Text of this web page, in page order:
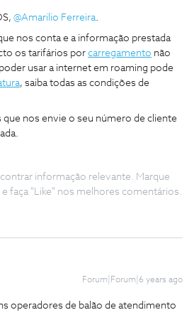
@Amarilio Ferreira.
nos conta e a informação prestada
os tarifários por carregamento não
usar a internet em roaming pode
, saiba todas as condições de
que nos envie o seu número de cliente
informação relevante. Marque
faça "Like" nos melhores comentários.
Forum|Forum|6 years ago
operadores de balão de atendimento